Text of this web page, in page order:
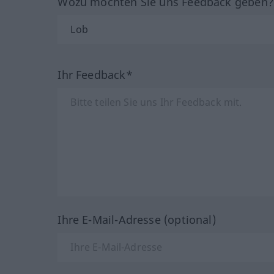
Ihr Feedback*
Ihre E-Mail-Adresse (optional)